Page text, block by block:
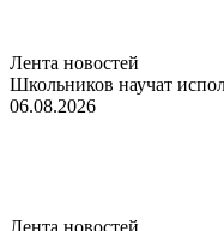
Лента новостей
Школьников научат
06.08.2026
Лента новостей